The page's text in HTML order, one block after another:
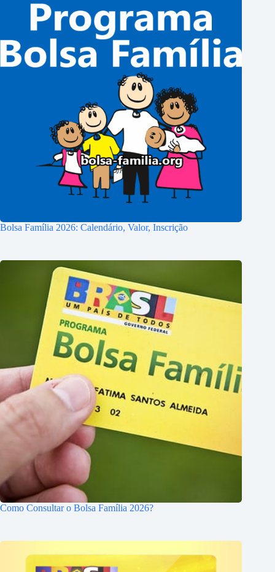
Bolsa Família 2026: Calendário, Valor, Inscrição
Como Consultar o Bolsa Família 2026?